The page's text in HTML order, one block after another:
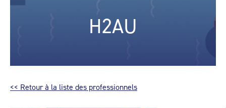
H2AU
<< Retour à la liste des professionnels